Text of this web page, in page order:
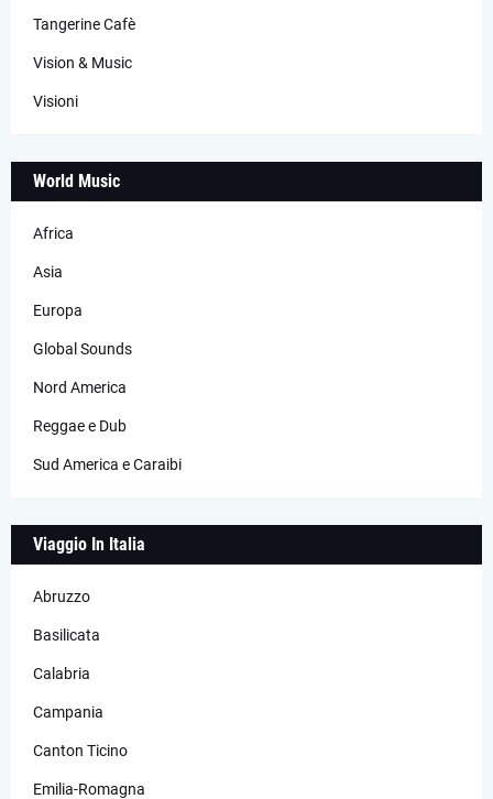
Tangerine Cafè
Vision & Music
Visioni
World Music
Africa
Asia
Europa
Global Sounds
Nord America
Reggae e Dub
Sud America e Caraibi
Viaggio In Italia
Abruzzo
Basilicata
Calabria
Campania
Canton Ticino
Emilia-Romagna